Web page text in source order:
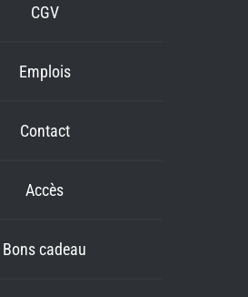
CGV
Emplois
Contact
Accès
Bons cadeau